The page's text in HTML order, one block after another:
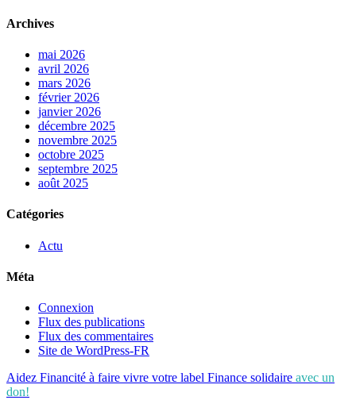
Archives
mai 2026
avril 2026
mars 2026
février 2026
janvier 2026
décembre 2025
novembre 2025
octobre 2025
septembre 2025
août 2025
Catégories
Actu
Méta
Connexion
Flux des publications
Flux des commentaires
Site de WordPress-FR
Aidez Financité à faire vivre votre label Finance solidaire avec un
don!